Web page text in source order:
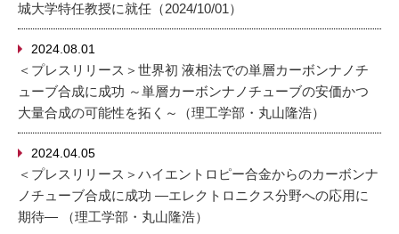
城大学特任教授に就任（2024/10/01）
2024.08.01
＜プレスリリース＞世界初 液相法での単層カーボンナノチ
ューブ合成に成功 ～単層カーボンナノチューブの安価かつ
大量合成の可能性を拓く～（理工学部・丸山隆浩）
2024.04.05
＜プレスリリース＞ハイエントロピー合⾦からのカーボンナ
ノチューブ合成に成功 ―エレクトロニクス分野への応⽤に
期待― （理工学部・丸山隆浩）